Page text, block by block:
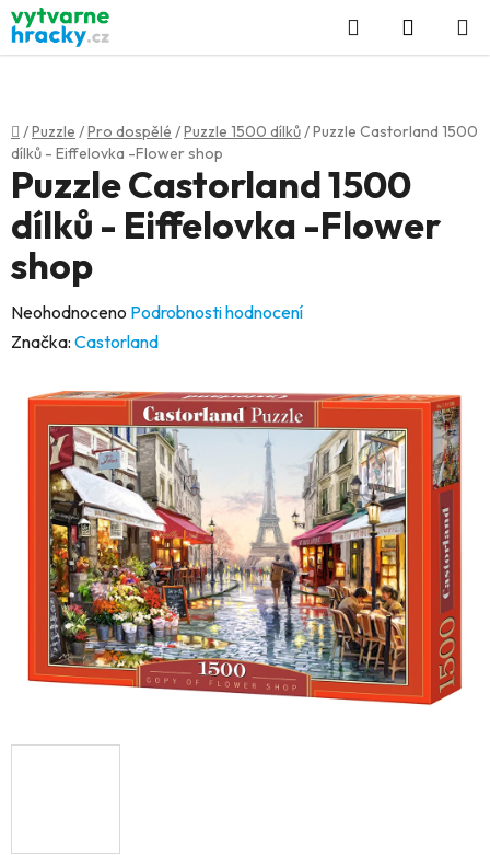
Přejít
na
obsah
Hledat
KOŠÍK
Domů
/Puzzle /Pro dospělé /Puzzle 1500 dílků/Puzzle Castorland 1500
dílků - Eiffelovka -Flower shop
Puzzle Castorland 1500
dílků - Eiffelovka -Flower
shop
Průměrné
hodnocení
hvězdiček.
Neohodnoceno Podrobnosti hodnocení
Značka: Castorland